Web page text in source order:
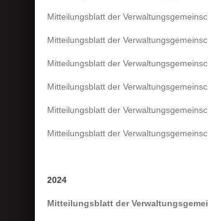
Mitteilungsblatt der
Mitteilungsblatt der
Mitteilungsblatt der
Mitteilungsblatt der
Mitteilungsblatt der
Mitteilungsblatt der
2024
Mitteilungsblatt der